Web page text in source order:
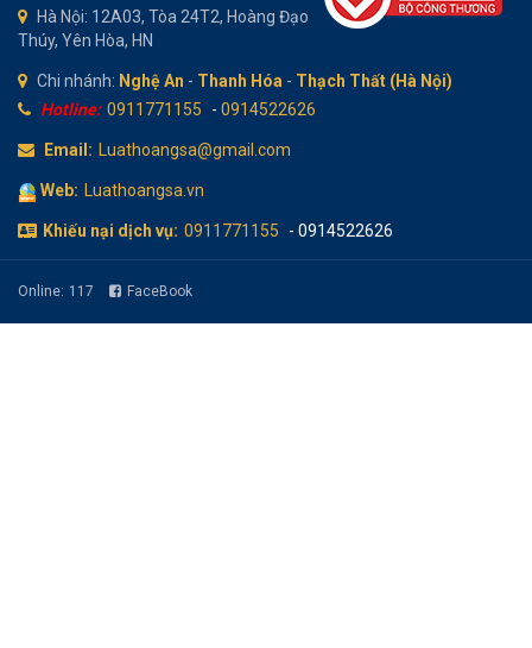
Hà Nội: 12A03, Tòa 24T2, Hoàng Đạo
Thúy, Yên Hòa, HN
Chi nhánh: Nghệ An - Thanh Hóa - Thạch Thất (Hà Nội)
Hotline: 0911771155 - 0914522626
Email: Luathoangsa@gmail.com
Web: Luathoangsa.vn
Khiếu nại dịch vụ: 0911771155 - 0914522626
Online: 117 FaceBook